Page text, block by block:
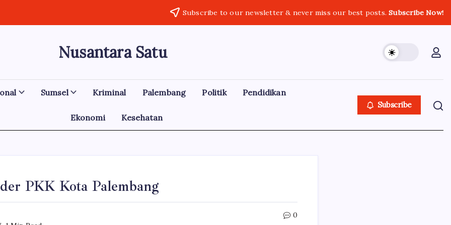
Subscribe to our newsletter & never miss our best posts.Subscribe Now!
Nusantara Satu
Berita
Sumsel Kriminal Palembang Politik Pendidikan
Ekonomi Kesehatan
Subscribe
PKK Kota Palembang
0